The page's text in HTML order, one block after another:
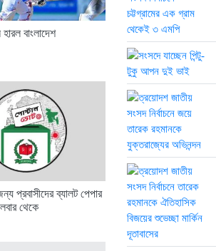
বাংলাদেশ
প্রবাসীদের ব্যালট পেপার
থেকে